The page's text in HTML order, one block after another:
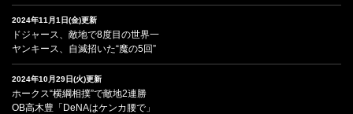
2024年11月1日(金)更新
ドジャース、敵地で8度目の世界一
ヤンキース、自滅招いた“魔の5回”
2024年10月29日(火)更新
ホークス“横綱相撲”で敵地2連勝
OB高木豊「DeNAはケンカ腰で」